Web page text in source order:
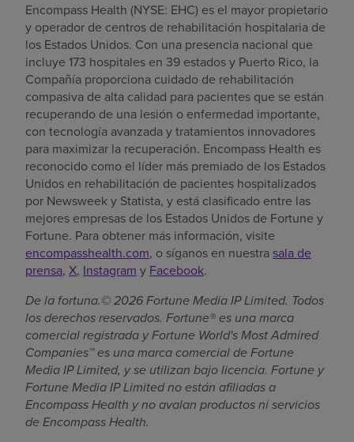
Encompass Health (NYSE: EHC) es el mayor propietario
y operador de centros de rehabilitación hospitalaria de
los Estados Unidos. Con una presencia nacional que
incluye 173 hospitales en 39 estados y Puerto Rico, la
Compañía proporciona cuidado de rehabilitación
compasiva de alta calidad para pacientes que se están
recuperando de una lesión o enfermedad importante,
con tecnología avanzada y tratamientos innovadores
para maximizar la recuperación. Encompass Health es
reconocido como el líder más premiado de los Estados
Unidos en rehabilitación de pacientes hospitalizados
por Newsweek y Statista, y está clasificado entre las
mejores empresas de los Estados Unidos de Fortune y
Fortune. Para obtener más información, visite
encompasshealth.com, o síganos en nuestra sala de
prensa, X, Instagram y Facebook.
De la fortuna.© 2026 Fortune Media IP Limited. Todos
los derechos reservados. Fortune® es una marca
comercial registrada y Fortune World's Most Admired
Companies™ es una marca comercial de Fortune
Media IP Limited, y se utilizan bajo licencia. Fortune y
Fortune Media IP Limited no están afiliadas a
Encompass Health y no avalan productos ni servicios
de Encompass Health.